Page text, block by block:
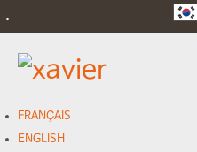
FRANÇAIS
ENGLISH